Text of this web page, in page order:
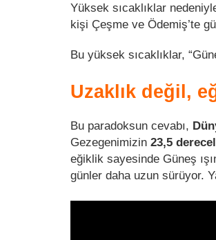
Yüksek sıcaklıklar
kişi Çeşme ve Ödemiş’te
Bu yüksek sıcaklıklar,
Uzaklık değil,
Bu paradoksun cevabı,
Gezegenimizin 23,5
eğiklik sayesinde Güneş
günler daha uzun sürüyor.